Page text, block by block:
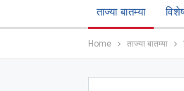
ताज्या बातम्या
Home ताज्या बातम्या